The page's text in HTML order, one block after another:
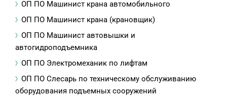
ОП ПО Машинист крана автомобильного
ОП ПО Машинист крана (крановщик)
ОП ПО Машинист автовышки и
автогидроподъемника
ОП ПО Электромеханик по лифтам
ОП ПО Слесарь по техническому обслуживанию
оборудования подъемных сооружений